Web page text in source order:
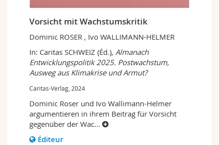
Vorsicht mit Wachstumskritik
Dominic ROSER , Ivo WALLIMANN-HELMER
In: Caritas SCHWEIZ (Éd.), Almanach
Entwicklungspolitik 2025. Postwachstum,
Ausweg aus Klimakrise und Armut?
Caritas-Verlag, 2024
Dominic Roser und Ivo Wallimann-Helmer
argumentieren in ihrem Beitrag für Vorsicht
gegenüber der Wac...
Éditeur